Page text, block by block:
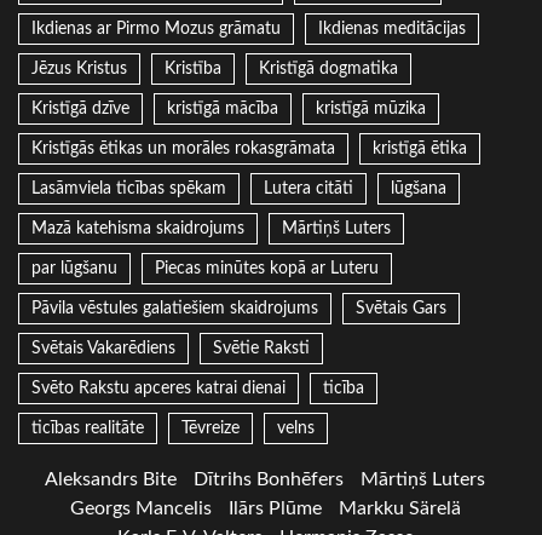
Ikdienas ar Pirmo Mozus grāmatu Ikdienas meditācijas
Jēzus Kristus Kristība Kristīgā dogmatika
Kristīgā dzīve kristīgā mācība kristīgā mūzika
Kristīgās ētikas un morāles rokasgrāmata kristīgā ētika
Lasāmviela ticības spēkam Lutera citāti lūgšana
Mazā katehisma skaidrojums Mārtiņš Luters
par lūgšanu Piecas minūtes kopā ar Luteru
Pāvila vēstules galatiešiem skaidrojums Svētais Gars
Svētais Vakarēdiens Svētie Raksti
Svēto Rakstu apceres katrai dienai ticība
ticības realitāte Tēvreize velns
Aleksandrs Bite Dītrihs Bonhēfers
Mārtiņš Luters
Georgs Mancelis
Ilārs Plūme
Markku Särelä